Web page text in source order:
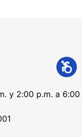
y 2:00 p.m. a 6:00